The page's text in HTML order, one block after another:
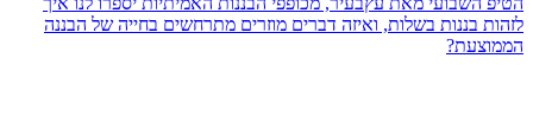
לזהות בננות בשלות, ואיזה דברים מוזרים מתרחשים בחייה של הבננה
הממוצעת?